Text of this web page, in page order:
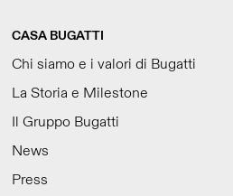
CASA BUGATTI
Chi siamo e i valori di Bugatti
La Storia e Milestone
Il Gruppo Bugatti
News
Press